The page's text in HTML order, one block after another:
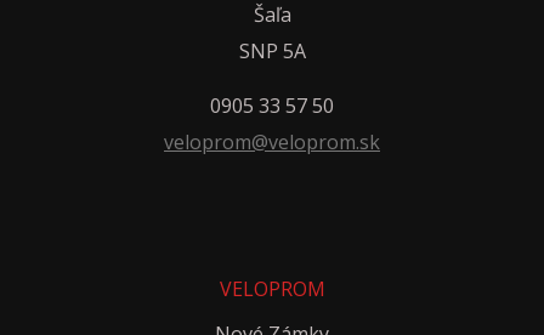
Šaľa
SNP 5A
0905 33 57 50
veloprom@veloprom.sk
VELOPROM